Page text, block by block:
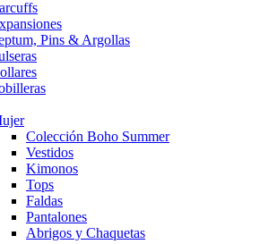
Pins & Argollas
Colección Boho Summer
Vestidos
Kimonos
Tops
Faldas
Pantalones
Abrigos y Chaquetas